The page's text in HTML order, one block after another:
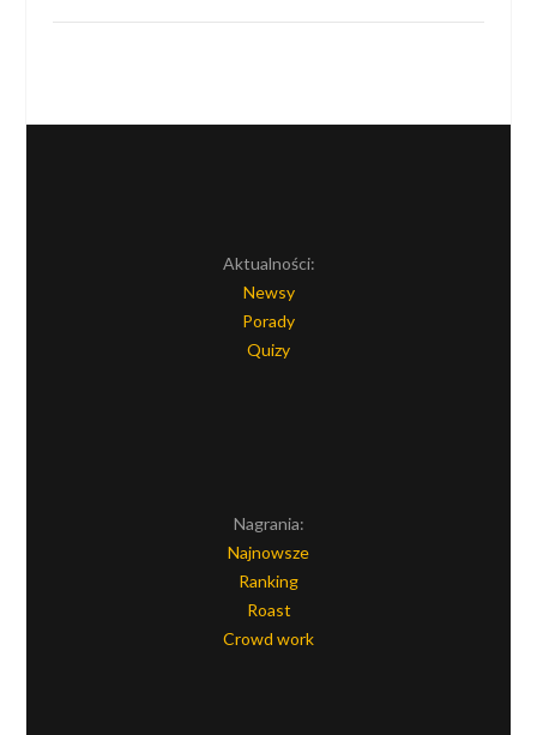
Aktualności:
Newsy
Porady
Quizy
Nagrania:
Najnowsze
Ranking
Roast
Crowd work